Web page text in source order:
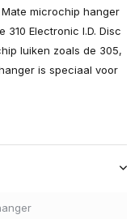
microchip hanger
Electronic I.D. Disc
luiken zoals de 305,
is speciaal voor